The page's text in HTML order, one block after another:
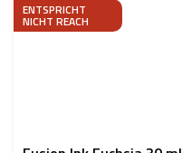
ENTSPRICHT
NICHT REACH